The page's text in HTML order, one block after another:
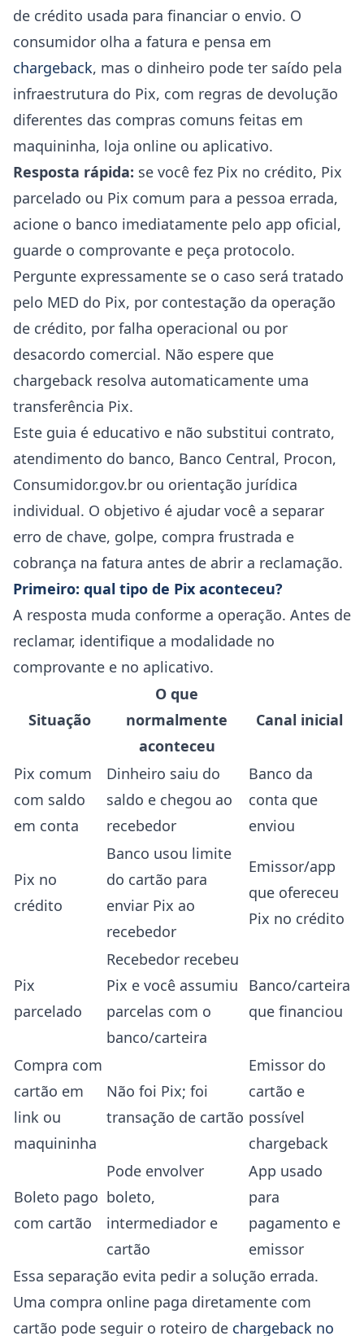
de crédito usada para financiar o envio. O
consumidor olha a fatura e pensa em
chargeback, mas o dinheiro pode ter saído pela
infraestrutura do Pix, com regras de devolução
diferentes das compras comuns feitas em
maquininha, loja online ou aplicativo.
Resposta rápida: se você fez Pix no crédito, Pix
parcelado ou Pix comum para a pessoa errada,
acione o banco imediatamente pelo app oficial,
guarde o comprovante e peça protocolo.
Pergunte expressamente se o caso será tratado
pelo MED do Pix, por contestação da operação
de crédito, por falha operacional ou por
desacordo comercial. Não espere que
chargeback resolva automaticamente uma
transferência Pix.
Este guia é educativo e não substitui contrato,
atendimento do banco, Banco Central, Procon,
Consumidor.gov.br ou orientação jurídica
individual. O objetivo é ajudar você a separar
erro de chave, golpe, compra frustrada e
cobrança na fatura antes de abrir a reclamação.
Primeiro: qual tipo de Pix aconteceu?
A resposta muda conforme a operação. Antes de
reclamar, identifique a modalidade no
comprovante e no aplicativo.
Situação
O que
normalmente
aconteceu
Canal inicial
Pix comum
com saldo
em conta
Dinheiro saiu do
saldo e chegou ao
recebedor
Banco da
conta que
enviou
Pix no
crédito
Banco usou limite
do cartão para
enviar Pix ao
recebedor
Emissor/app
que ofereceu
Pix no crédito
Pix
parcelado
Recebedor recebeu
Pix e você assumiu
parcelas com o
banco/carteira
Banco/carteira
que financiou
Compra com
cartão em
link ou
maquininha
Não foi Pix; foi
transação de cartão
Emissor do
cartão e
possível
chargeback
Boleto pago
com cartão
Pode envolver
boleto,
intermediador e
cartão
App usado
para
pagamento e
emissor
Essa separação evita pedir a solução errada.
Uma compra online paga diretamente com
cartão pode seguir o roteiro de chargeback no